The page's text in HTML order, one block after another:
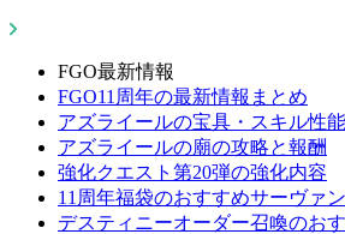
FGO最新情報
FGO11周年の最新情報まとめ
アズライールの宝具・スキル性能
アズライールの廟の攻略と報酬
強化クエスト第20弾の強化内容
11周年福袋のおすすめサーヴァ
デスティニーオーダー召喚のお